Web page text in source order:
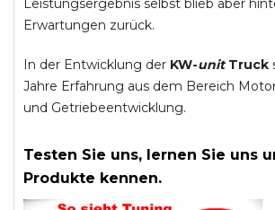
Leistungsergebnis selbst blieb aber
Erwartungen zurück.
In der Entwicklung der KW-unitTruck
Jahre Erfahrung aus dem Bereich
und Getriebeentwicklung.
Testen Sie uns, lernen Sie uns
Produkte kennen.